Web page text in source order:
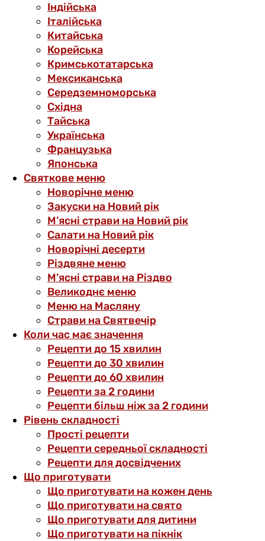
Індійська
Італійська
Китайська
Корейська
Кримськотатарська
Мексиканська
Середземноморська
Східна
Тайська
Українська
Французька
Японська
Святкове меню
Новорічне меню
Закуски на Новий рік
М’ясні страви на Новий рік
Салати на Новий рік
Новорічні десерти
Різдвяне меню
М’ясні страви на Різдво
Великоднє меню
Меню на Масляну
Страви на Святвечір
Коли час має значення
Рецепти до 15 хвилин
Рецепти до 30 хвилин
Рецепти до 60 хвилин
Рецепти за 2 години
Рецепти більш ніж за 2 години
Рівень складності
Прості рецепти
Рецепти середньої складності
Рецепти для досвідчених
Що приготувати
Що приготувати на кожен день
Що приготувати на свято
Що приготувати для дитини
Що приготувати на пікнік